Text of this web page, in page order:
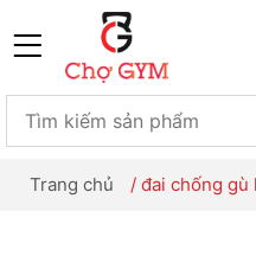
Trang chủ / đai chống gù